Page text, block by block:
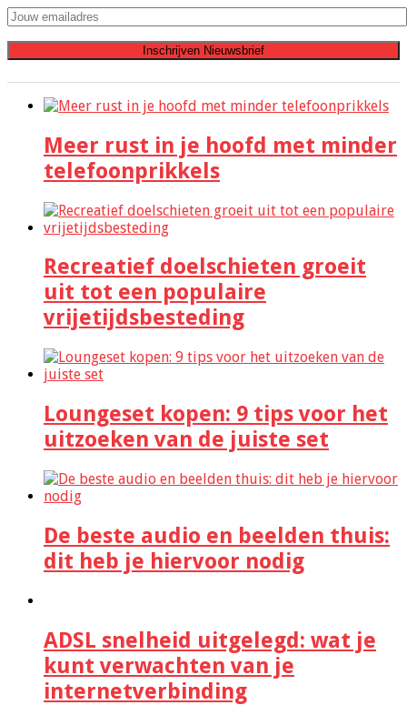
Meer rust in je hoofd met minder
telefoonprikkels
Recreatief doelschieten groeit
uit tot een populaire
vrijetijdsbesteding
Loungeset kopen: 9 tips voor het
uitzoeken van de juiste set
De beste audio en beelden thuis:
dit heb je hiervoor nodig
ADSL snelheid uitgelegd: wat je
kunt verwachten van je
internetverbinding